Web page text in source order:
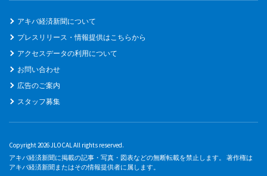
アキバ経済新聞について
プレスリリース・情報提供はこちらから
アクセスデータの利用について
お問い合わせ
広告のご案内
スタッフ募集
Copyright 2026 JLOCAL All rights reserved.
アキバ経済新聞に掲載の記事・写真・図表などの無断転載を禁止します。 著作権は
アキバ経済新聞またはその情報提供者に属します。